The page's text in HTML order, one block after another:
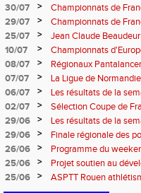
30/07
>
Championnats de
29/07
>
Championnats de
titres !
25/07 >
Jean Claude
10/07
>
Championnats
08/07
>
Régionaux
07/07
>
La Ligue de
06/07
>
Les résultats de la
02/07
>
Sélection Coupe de
29/06
>
Les résultats de la
29/06
>
Finale régionale des
informations
26/06 >
Programme du
25/06
>
Projet soutien au
25/06
> ASPTT Rouen